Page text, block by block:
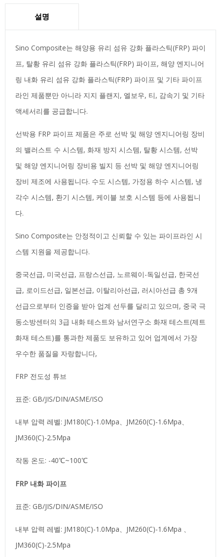
설명
Sino Composite는 해양용 유리 섬유 강화 플라스틱(FRP) 파이
프, 탈황 유리 섬유 강화 플라스틱(FRP) 파이프, 해양 엔지니어
링 내화 유리 섬유 강화 플라스틱(FRP) 파이프 및 기타 파이프
라인 제품뿐만 아니라 지지 플랜지, 엘보우, 티, 감속기 및 기타
액세서리를 공급합니다.
선박용 FRP 파이프 제품은 주로 선박 및 해양 엔지니어링 장비
의 밸러스트 수 시스템, 화재 방지 시스템, 탈황 시스템, 선박
및 해양 엔지니어링 장비용 빌지 등 선박 및 해양 엔지니어링
장비 제조에 사용됩니다. 수도 시스템, 가정용 하수 시스템, 냉
각수 시스템, 환기 시스템, 케이블 보호 시스템 등에 사용됩니
다.
Sino Composite는 안정적이고 신뢰할 수 있는 파이프라인 시
스템 지원을 제공합니다.
중국선급, 미국선급, 프랑스선급, 노르웨이-독일선급, 한국선
급, 로이드선급, 일본선급, 이탈리아선급, 러시아선급 총 9개
선급으로부터 인증을 받아 업계 선두를 달리고 있으며, 중국 극
동소방센터의 3급 내화 테스트와 남서연구소 화재 테스트(제트
화재 테스트)를 통과한 제품도 보유하고 있어 업계에서 가장
우수한 품질을 자랑합니다,
FRP 전도성 튜브
표준: GB/JIS/DIN/ASME/ISO
내부 압력 레벨: JM180(C)-1.0Mpa、JM260(C)-1.6Mpa、
JM360(C)-2.5Mpa
작동 온도: -40℃~100℃
FRP 내화 파이프
표준: GB/JIS/DIN/ASME/ISO
내부 압력 레벨: JM180(C)-1.0Mpa、JM260(C)-1.6Mpa 、
JM360(C)-2.5Mpa